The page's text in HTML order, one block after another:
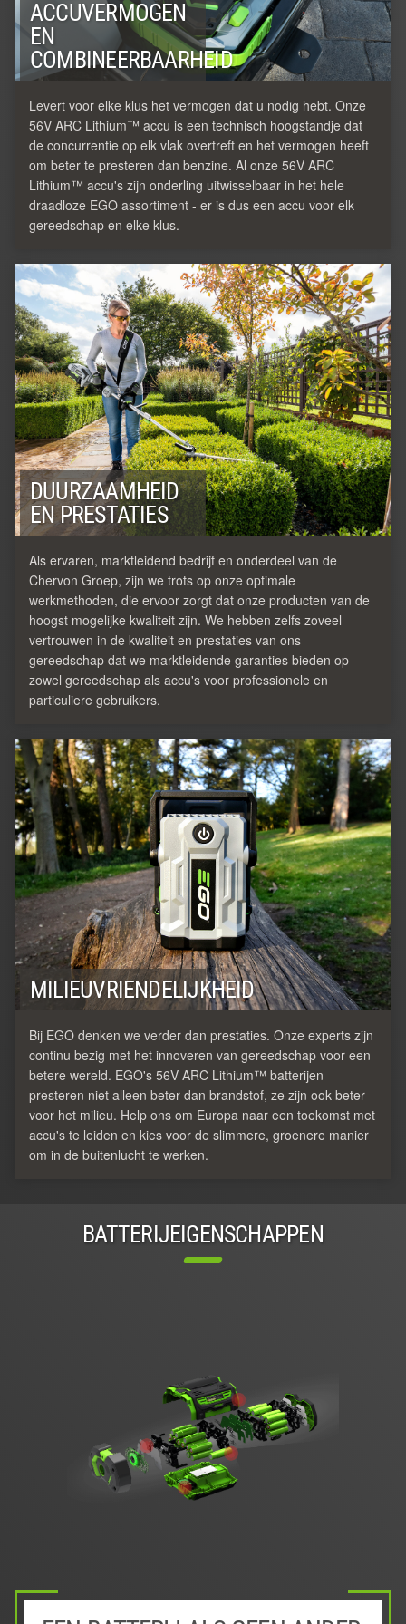
ACCUVERMOGEN
EN
COMBINEERBAARHEID
Levert voor elke klus het vermogen dat u nodig hebt. Onze
56V ARC Lithium™ accu is een technisch hoogstandje dat
de concurrentie op elk vlak overtreft en het vermogen heeft
om beter te presteren dan benzine. Al onze 56V ARC
Lithium™ accu's zijn onderling uitwisselbaar in het hele
draadloze EGO assortiment - er is dus een accu voor elk
gereedschap en elke klus.
DUURZAAMHEID
EN PRESTATIES
Als ervaren, marktleidend bedrijf en onderdeel van de
Chervon Groep, zijn we trots op onze optimale
werkmethoden, die ervoor zorgt dat onze producten van de
hoogst mogelijke kwaliteit zijn. We hebben zelfs zoveel
vertrouwen in de kwaliteit en prestaties van ons
gereedschap dat we marktleidende garanties bieden op
zowel gereedschap als accu's voor professionele en
particuliere gebruikers.
MILIEUVRIENDELIJKHEID
Bij EGO denken we verder dan prestaties. Onze experts zijn
continu bezig met het innoveren van gereedschap voor een
betere wereld. EGO's 56V ARC Lithium™ batterijen
presteren niet alleen beter dan brandstof, ze zijn ook beter
voor het milieu. Help ons om Europa naar een toekomst met
accu's te leiden en kies voor de slimmere, groenere manier
om in de buitenlucht te werken.
BATTERIJEIGENSCHAPPEN